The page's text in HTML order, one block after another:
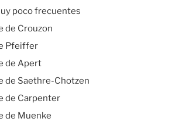
poco frecuentes
de Crouzon
Pfeiffer
de Apert
de Saethre-Chotzen
de Carpenter
de Muenke